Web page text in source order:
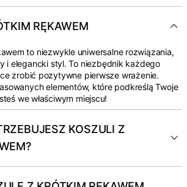
RĘKAWEM
to niezwykle uniwersalne rozwiązania,
i elegancki styl. To niezbędnik każdego
zrobić pozytywne pierwsze wrażenie.
elementów, które podkreślą Twoje
we właściwym miejscu!
KOSZULI Z